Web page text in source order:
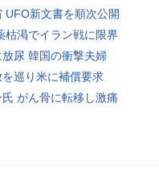
UFO新文書を順次公開
枯渇でイラン戦に限界
尿 韓国の衝撃夫婦
巡り米に補償要求
がん骨に転移し激痛